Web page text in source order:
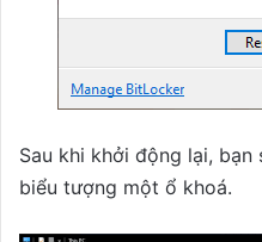
Sau khi khởi động lại,
biểu tượng một ổ khoá.